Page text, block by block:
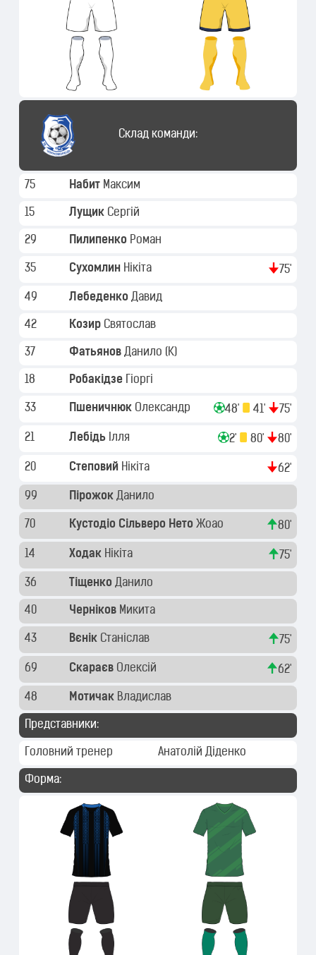
Склад команди:
75 Набит Максим
15 Лущик Сергій
29 Пилипенко Роман
35 Сухомлин Нікіта 75'
49 Лебеденко Давид
42 Козир Святослав
37 Фатьянов Данило (K)
18 Робакідзе Гіоргі
33 Пшеничнюк Олександр 48' 41' 75'
21 Лебідь Ілля 2' 80' 80'
20 Степовий Нікіта 62'
99 Пірожок Данило
70 Кустодіо Сільверо Нето Жоао 80'
14 Ходак Нікіта 75'
36 Тіщенко Данило
40 Черніков Микита
43 Вєнік Станіслав 75'
69 Скараєв Олексій 62'
48 Мотичак Владислав
Представники:
Головний тренер Анатолій Діденко
Форма: